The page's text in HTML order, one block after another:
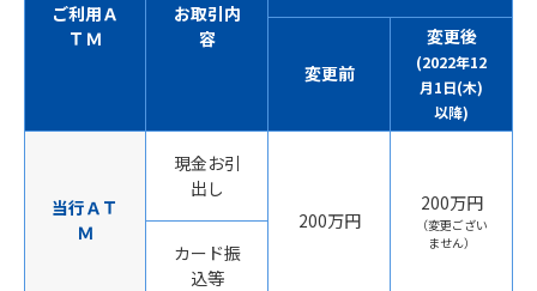
ご利用Ａ
ＴＭ
お取引内
容
変更前
変更後
(2022年12
月1日(木)
以降)
当行ＡＴ
Ｍ
現金お引
出し
200万円
200万円
（変更ござい
ません）
カード振
込等